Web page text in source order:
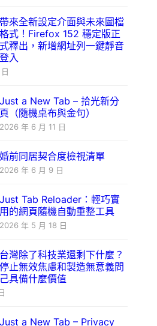
帶來全新設定介面與未來圖檔
格式！Firefox 152 穩定版正
式釋出，新增網址列一鍵靜音
入
Just a New Tab – 拾光新分
頁（隨機桌布與金句）
2026 年 6 月 11 日
婚前同居契合度檢視清單
2026 年 6 月 9 日
Just Tab Reloader：輕巧實
用的網頁隨機自動重整工具
2026 年 5 月 18 日
台灣除了科技業還剩下什麼？
停止無效焦慮和製造無意義問
具備什麼價值
Just a New Tab – Privacy